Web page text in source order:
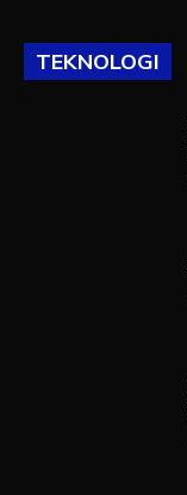
TEKNOLOGI